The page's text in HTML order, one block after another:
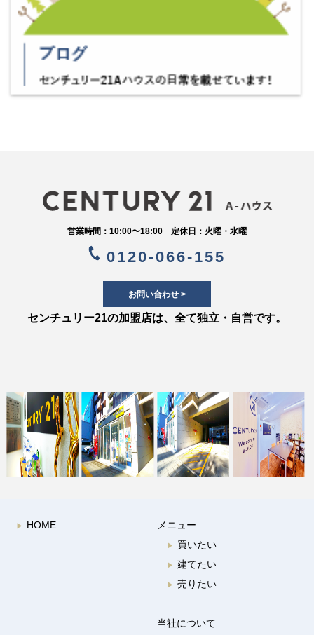
営業時間：10:00〜18:00 定休日：火曜・水曜
0120-066-155
お問い合わせ >
センチュリー21の加盟店は、全て独立・自営です。
▶︎ HOME メニュー
▶︎ 買いたい
▶︎ 建てたい
▶︎ 売りたい
当社について